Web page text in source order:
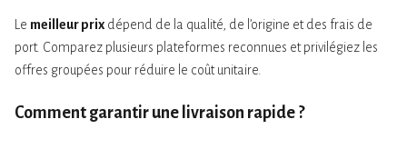
Le meilleur prix dépend de la qualité, de l’origine et des frais de
port. Comparez plusieurs plateformes reconnues et privilégiez les
offres groupées pour réduire le coût unitaire.
Comment garantir une livraison rapide ?